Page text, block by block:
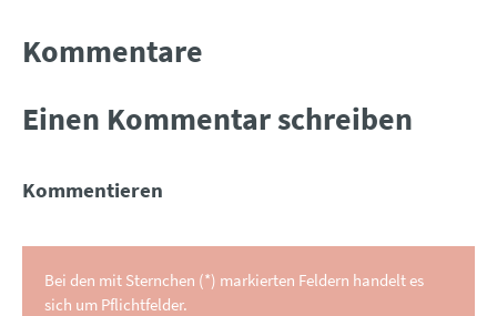
Kommentare
Einen Kommentar schreiben
Kommentieren
Bei den mit Sternchen (*) markierten Feldern handelt es
sich um Pflichtfelder.